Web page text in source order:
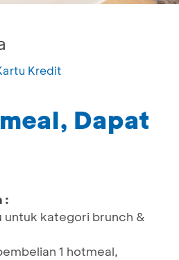
Kredit
Dapat
:
untuk kategori brunch &
1 hotmeal,